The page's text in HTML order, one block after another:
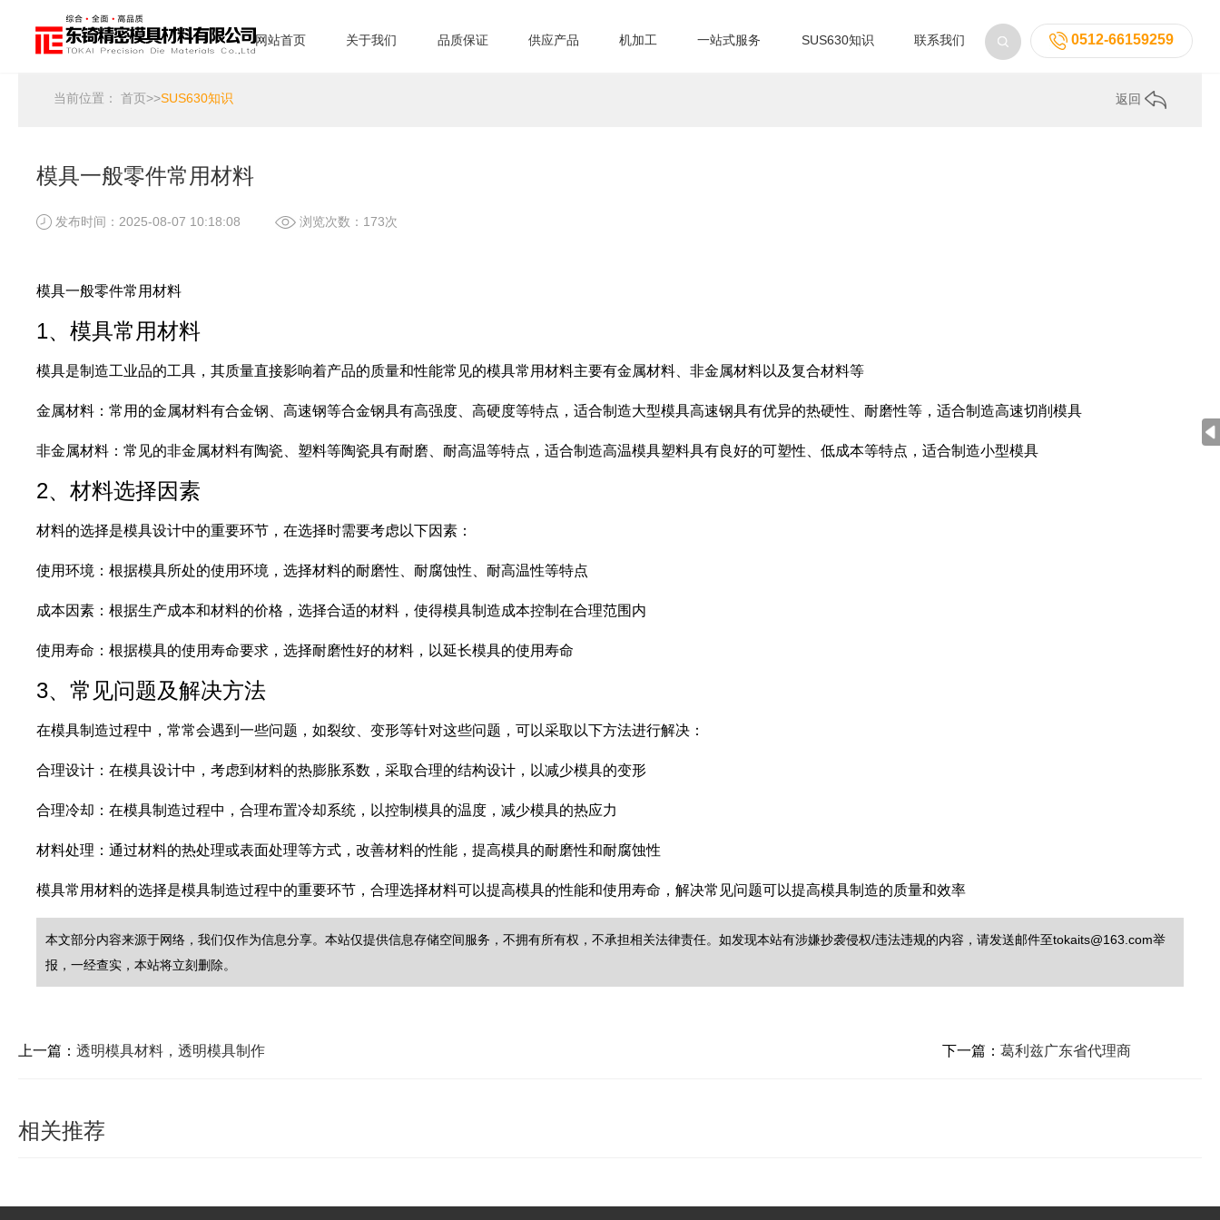
0512-66159259
网站首页 关于我们 品质保证 供应产品 机加工 一站式服务 SUS630知识 联系我们
当前位置：首页>>SUS630知识 返回
模具一般零件常用材料
发布时间：2025-08-07 10:18:08 浏览次数：173次
模具一般零件常用材料
1、模具常用材料
模具是制造工业品的工具，其质量直接影响着产品的质量和性能常见的模具常用材料主要有金属材料、非金属材料以及复合材料等
金属材料：常用的金属材料有合金钢、高速钢等合金钢具有高强度、高硬度等特点，适合制造大型模具高速钢具有优异的热硬性、耐磨性等，适合制造高速切削模具
非金属材料：常见的非金属材料有陶瓷、塑料等陶瓷具有耐磨、耐高温等特点，适合制造高温模具塑料具有良好的可塑性、低成本等特点，适合制造小型模具
2、材料选择因素
材料的选择是模具设计中的重要环节，在选择时需要考虑以下因素：
使用环境：根据模具所处的使用环境，选择材料的耐磨性、耐腐蚀性、耐高温性等特点
成本因素：根据生产成本和材料的价格，选择合适的材料，使得模具制造成本控制在合理范围内
使用寿命：根据模具的使用寿命要求，选择耐磨性好的材料，以延长模具的使用寿命
3、常见问题及解决方法
在模具制造过程中，常常会遇到一些问题，如裂纹、变形等针对这些问题，可以采取以下方法进行解决：
合理设计：在模具设计中，考虑到材料的热膨胀系数，采取合理的结构设计，以减少模具的变形
合理冷却：在模具制造过程中，合理布置冷却系统，以控制模具的温度，减少模具的热应力
材料处理：通过材料的热处理或表面处理等方式，改善材料的性能，提高模具的耐磨性和耐腐蚀性
模具常用材料的选择是模具制造过程中的重要环节，合理选择材料可以提高模具的性能和使用寿命，解决常见问题可以提高模具制造的质量和效率
本文部分内容来源于网络，我们仅作为信息分享。本站仅提供信息存储空间服务，不拥有所有权，不承担相关法律责任。如发现本站有涉嫌抄袭侵权/违法违规的内容，请发送邮件至tokaits@163.com举
报，一经查实，本站将立刻删除。
上一篇：透明模具材料，透明模具制作 下一篇： 葛利兹广东省代理商
相关推荐